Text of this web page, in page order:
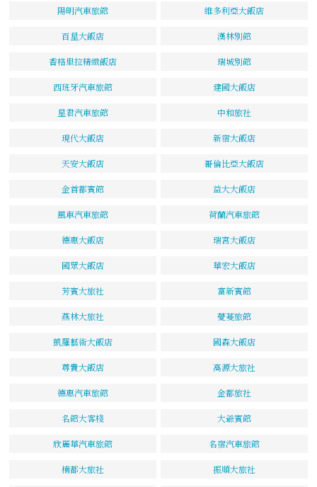
陽明汽車旅館 維多利亞大飯店
百星大飯店 漢林別館
香格里拉精緻飯店 瑞城別館
西班牙汽車旅館 建國大飯店
星君汽車旅館 中和旅社
現代大飯店 新宿大飯店
天安大飯店 哥倫比亞大飯店
金首都賓館 益大大飯店
風車汽車旅館 荷蘭汽車旅館
德惠大飯店 瑞宮大飯店
國眾大飯店 華宏大飯店
芳賓大旅社 富新賓館
燕林大旅社 薆蔓旅館
凱羅藝術大飯店 國森大飯店
尊貴大飯店 高源大旅社
德惠汽車旅館 金都旅社
名館大客棧 大爺賓館
欣麗華汽車旅館 名宿汽車旅館
楠都大旅社 振順大旅社